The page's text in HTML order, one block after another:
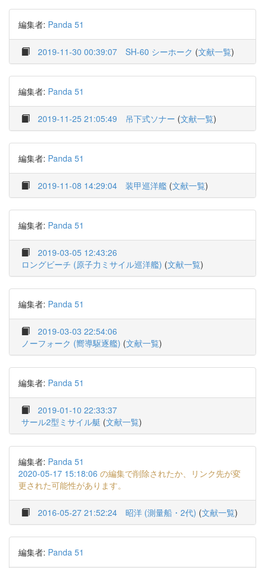
編集者: Panda 51
2019-11-30 00:39:07 SH-60 シーホーク (文献一覧)
編集者: Panda 51
2019-11-25 21:05:49 吊下式ソナー (文献一覧)
編集者: Panda 51
2019-11-08 14:29:04 装甲巡洋艦 (文献一覧)
編集者: Panda 51
2019-03-05 12:43:26
ロングビーチ (原子力ミサイル巡洋艦) (文献一覧)
編集者: Panda 51
2019-03-03 22:54:06
ノーフォーク (嚮導駆逐艦) (文献一覧)
編集者: Panda 51
2019-01-10 22:33:37
サール2型ミサイル艇 (文献一覧)
編集者: Panda 51
2020-05-17 15:18:06 の編集で削除されたか、リンク先が変
更された可能性があります。
2016-05-27 21:52:24 昭洋 (測量船・2代) (文献一覧)
編集者: Panda 51